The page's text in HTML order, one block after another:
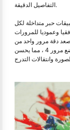
التفاصيل الدقيقة.
4 مرات أربعة تطبيقات حبر متداخلة لكل
أفقيا وعموديا للمرورات
دقة مرور واحد من
600 نقطة في الثانية إلى 2400 نقطة في الثانية في وضع مرور 4 ، مما يحسن